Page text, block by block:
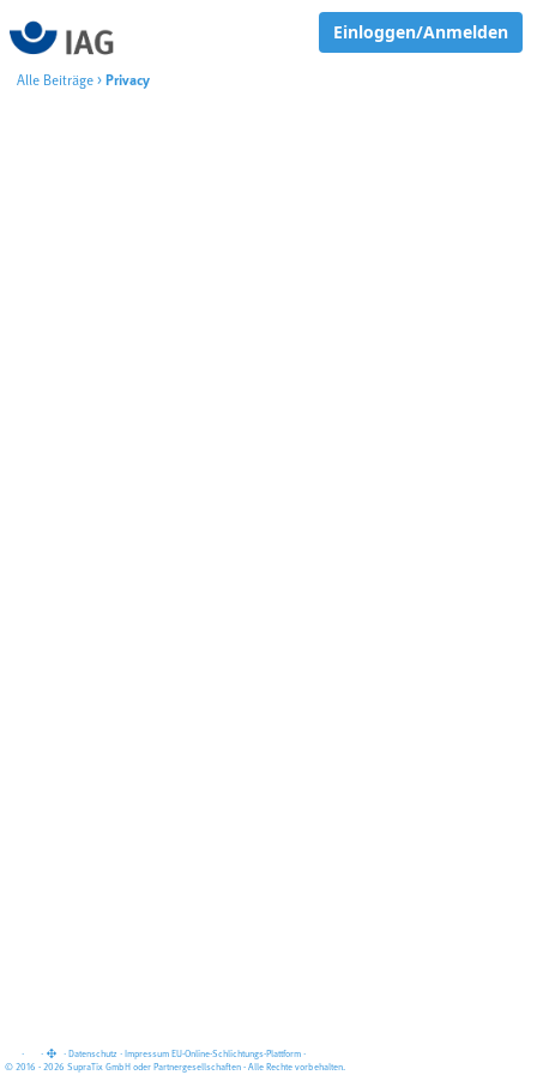
Einloggen/Anmelden
Alle Beiträge > Privacy
· · · Datenschutz · Impressum EU-Online-Schlichtungs-Plattform ·
© 2016 - 2026 SupraTix GmbH oder Partnergesellschaften - Alle Rechte vorbehalten.